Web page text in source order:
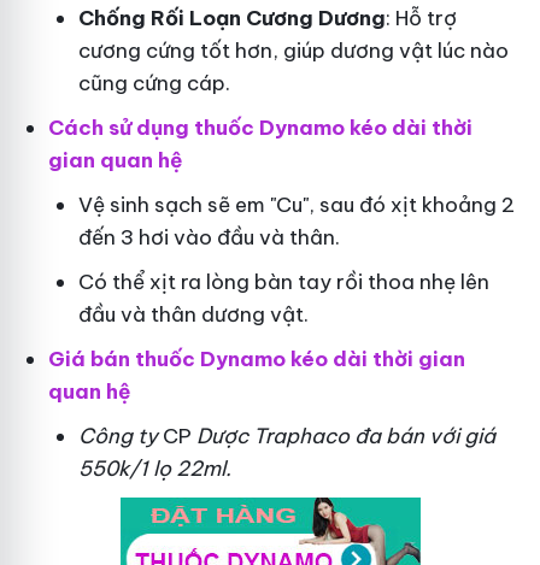
Chống Rối Loạn Cương Dương: Hỗ trợ
cương cứng tốt hơn, giúp dương vật lúc nào
cũng cứng cáp.
Cách sử dụng thuốc Dynamo kéo dài thời
gian quan hệ
Vệ sinh sạch sẽ em "Cu", sau đó xịt khoảng 2
đến 3 hơi vào đầu và thân.
Có thể xịt ra lòng bàn tay rồi thoa nhẹ lên
đầu và thân dương vật.
Giá bán thuốc Dynamo kéo dài thời gian
quan hệ
Công tyCP Dược Traphacođa bán với giá
550k/1 lọ 22ml.